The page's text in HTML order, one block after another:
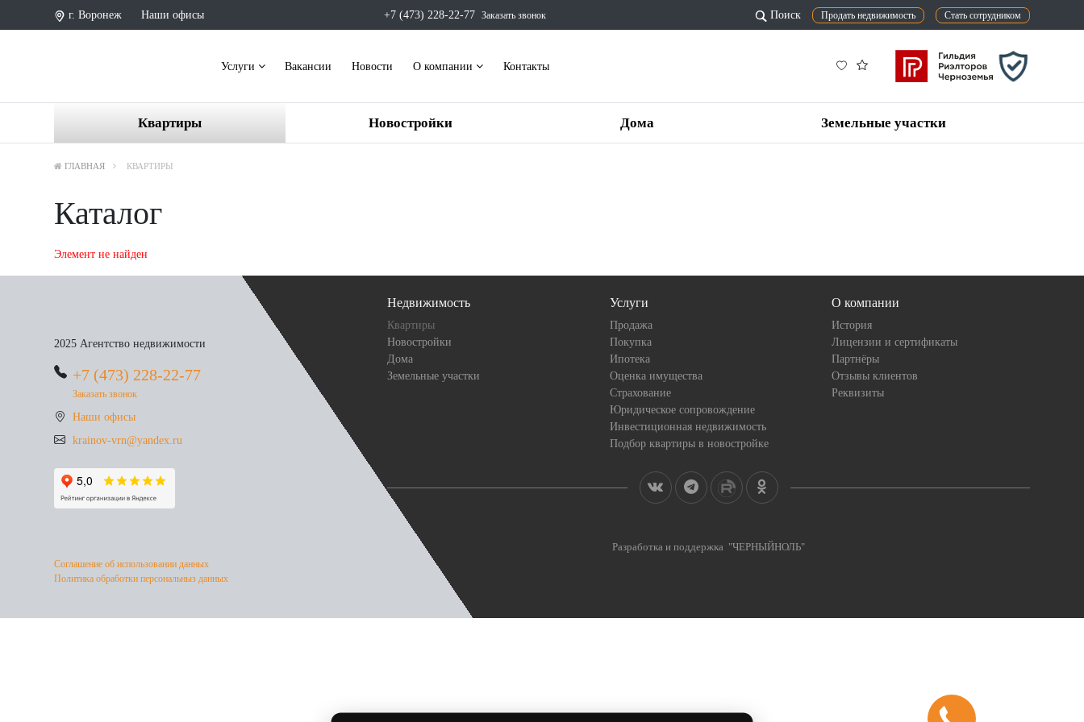
г. Воронеж Наши офисы +7 (473) 228-22-77 Заказать звонок Поиск Продать недвижимость Стать сотрудником
Услуги Вакансии Новости О компании Контакты
Квартиры Новостройки Дома Земельные участки
ГЛАВНАЯ КВАРТИРЫ
Каталог
Элемент не найден
2025 Агентство недвижимости
+7 (473) 228-22-77
Заказать звонок
Наши офисы
krainov-vrn@yandex.ru
Соглашение об использовании данных
Политика обработки персональныз данных
Недвижимость
Квартиры
Новостройки
Дома
Земельные участки
Услуги
Продажа
Покупка
Ипотека
Оценка имущества
Страхование
Юридическое сопровождение
Инвестиционная недвижимость
Подбор квартиры в новостройке
О компании
История
Лицензии и сертификаты
Партнёры
Отзывы клиентов
Реквизиты
Разработка и поддержка "ЧЕРНЫЙНОЛЬ"